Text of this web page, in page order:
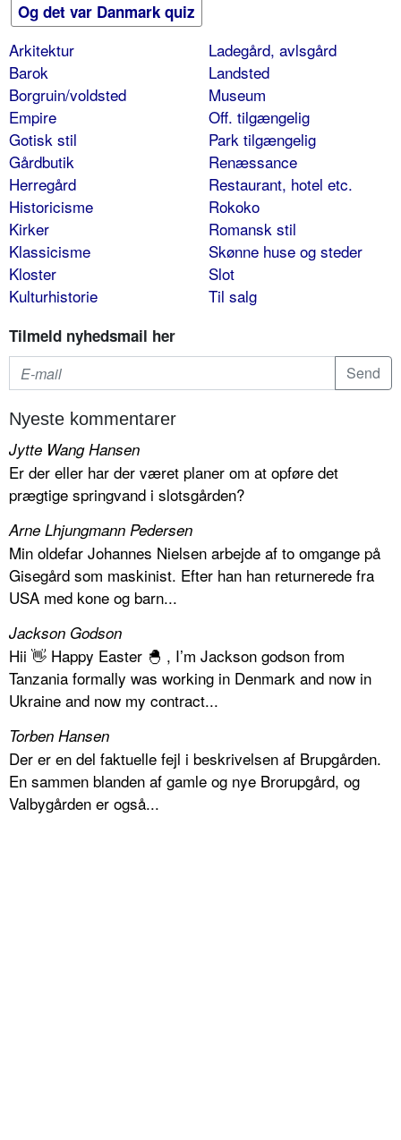
Og det var Danmark quiz
Arkitektur
Barok
Borgruin/voldsted
Empire
Gotisk stil
Gårdbutik
Herregård
Historicisme
Kirker
Klassicisme
Kloster
Kulturhistorie
Ladegård, avlsgård
Landsted
Museum
Off. tilgængelig
Park tilgængelig
Renæssance
Restaurant, hotel etc.
Rokoko
Romansk stil
Skønne huse og steder
Slot
Til salg
Tilmeld nyhedsmail her
Nyeste kommentarer
Jytte Wang Hansen
Er der eller har der været planer om at opføre det
prægtige springvand i slotsgården?
Arne Lhjungmann Pedersen
Min oldefar Johannes Nielsen arbejde af to omgange på
Gisegård som maskinist. Efter han han returnerede fra
USA med kone og barn...
Jackson Godson
Hii 👋 Happy Easter 🐣 , I’m Jackson godson from
Tanzania formally was working in Denmark and now in
Ukraine and now my contract...
Torben Hansen
Der er en del faktuelle fejl i beskrivelsen af Brupgården.
En sammen blanden af gamle og nye Brorupgård, og
Valbygården er også...